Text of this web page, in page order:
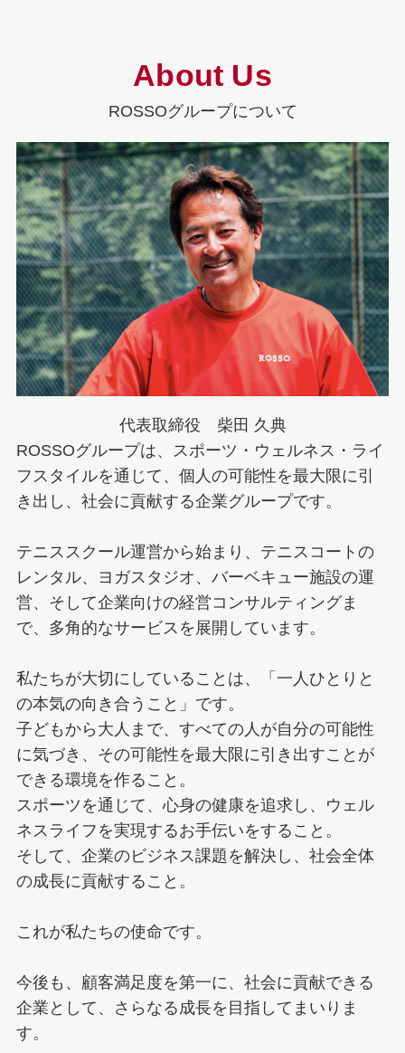
About Us
ROSSOグループについて
代表取締役 柴田 久典
ROSSOグループは、スポーツ・ウェルネス・ライ
フスタイルを通じて、個人の可能性を最大限に引
き出し、社会に貢献する企業グループです。
テニススクール運営から始まり、テニスコートの
レンタル、ヨガスタジオ、バーベキュー施設の運
営、そして企業向けの経営コンサルティングま
で、多角的なサービスを展開しています。
私たちが大切にしていることは、「一人ひとりと
の本気の向き合うこと」です。
子どもから大人まで、すべての人が自分の可能性
に気づき、その可能性を最大限に引き出すことが
できる環境を作ること。
スポーツを通じて、心身の健康を追求し、ウェル
ネスライフを実現するお手伝いをすること。
そして、企業のビジネス課題を解決し、社会全体
の成長に貢献すること。
これが私たちの使命です。
今後も、顧客満足度を第一に、社会に貢献できる
企業として、さらなる成長を目指してまいりま
す。